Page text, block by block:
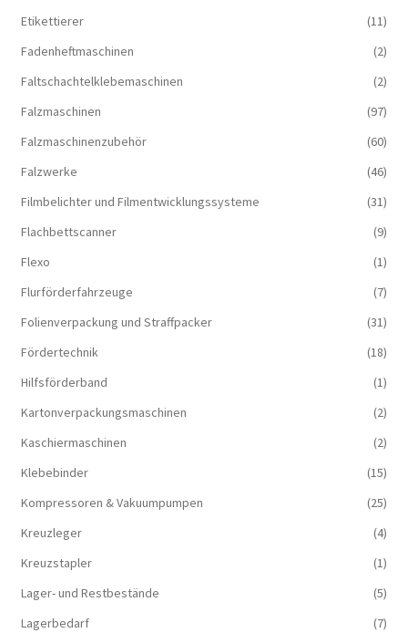
Etikettierer
(11)
Fadenheftmaschinen
(2)
Faltschachtelklebemaschinen
(2)
Falzmaschinen
(97)
Falzmaschinenzubehör
(60)
Falzwerke
(46)
Filmbelichter und Filmentwicklungssysteme
(31)
Flachbettscanner
(9)
Flexo
(1)
Flurförderfahrzeuge
(7)
Folienverpackung und Straffpacker
(31)
Fördertechnik
(18)
Hilfsförderband
(1)
Kartonverpackungsmaschinen
(2)
Kaschiermaschinen
(2)
Klebebinder
(15)
Kompressoren & Vakuum­pumpen
(25)
Kreuzleger
(4)
Kreuzstapler
(1)
Lager- und Restbestände
(5)
Lagerbedarf
(7)